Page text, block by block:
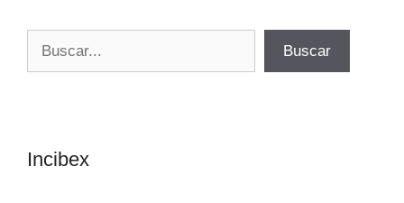
Buscar
Incibex